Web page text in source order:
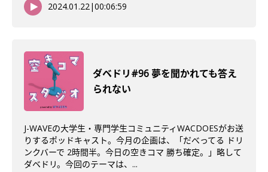
2024.01.22|00:06:59
ダベドリ#96 夢を聞かれても答え
られない
J-WAVEの大学生・専門学生コミュニティWACDOESがお送
りするポッドキャスト。今月の企画は、「だべってる ドリ
ンクバーで 2時間半。今日の空きコマ 勝ち確定。」略して
ダベドリ。今回のテーマは、...